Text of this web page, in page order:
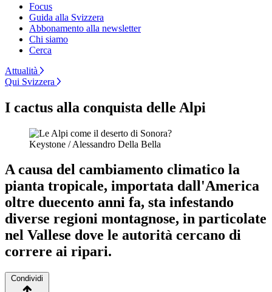
Focus
Guida alla Svizzera
Abbonamento alla newsletter
Chi siamo
Cerca
Attualità
Qui Svizzera
I cactus alla conquista delle Alpi
Keystone / Alessandro Della Bella
A causa del cambiamento climatico la
pianta tropicale, importata dall'America
oltre duecento anni fa, sta infestando
diverse regioni montagnose, in particolate
nel Vallese dove le autorità cercano di
correre ai ripari.
Condividi